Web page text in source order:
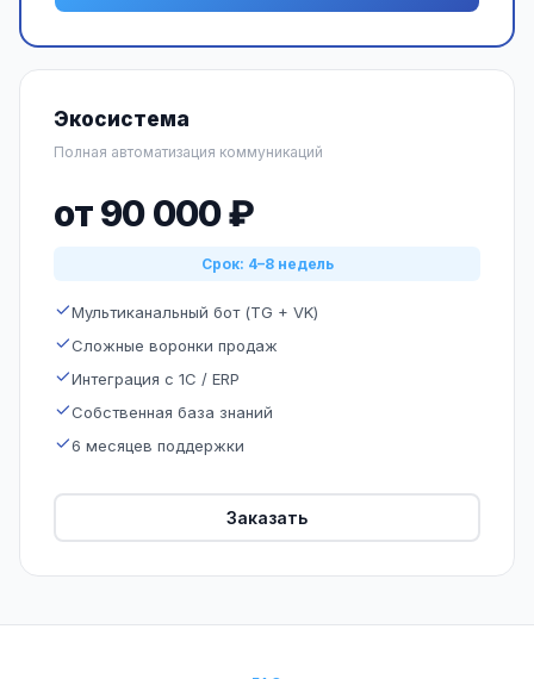
Экосистема
Полная автоматизация коммуникаций
от 90 000 ₽
Срок: 4–8 недель
Мультиканальный бот (TG + VK)
Сложные воронки продаж
Интеграция с 1С / ERP
Собственная база знаний
6 месяцев поддержки
Заказать